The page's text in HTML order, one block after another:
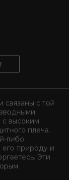
связаны с той
высоким
плеча.
либо
природу и
Эти